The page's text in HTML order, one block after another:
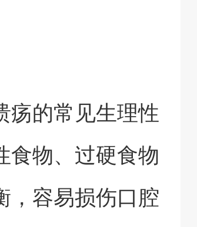
疡的常见生理性
食物、过硬食物
，容易损伤口腔